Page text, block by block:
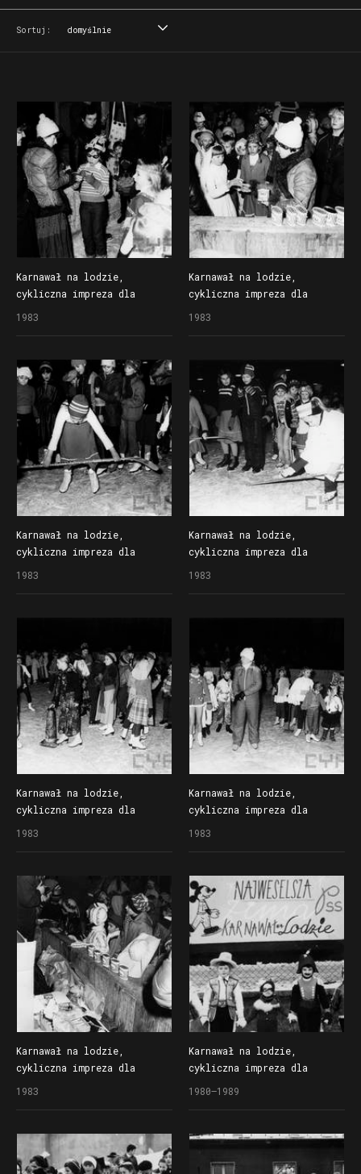
Sortuj:
domyślnie
Karnawał na lodzie,
cykliczna impreza dla
na lodowisku Bogdanka
1983
Karnawał na lodzie,
cykliczna impreza dla
na lodowisku Bogdanka
1983
Karnawał na lodzie,
cykliczna impreza dla
1983
Karnawał na lodzie,
cykliczna impreza dla
1983
Karnawał na lodzie,
cykliczna impreza dla
na lodowisku Bogdanka
1983
Karnawał na lodzie,
cykliczna impreza dla
na lodowisku Bogdanka
1983
Karnawał na lodzie,
cykliczna impreza dla
na lodowisku Bogdanka
1983
Karnawał na lodzie,
cykliczna impreza dla
na lodowisku Bogdanka
1980–1989